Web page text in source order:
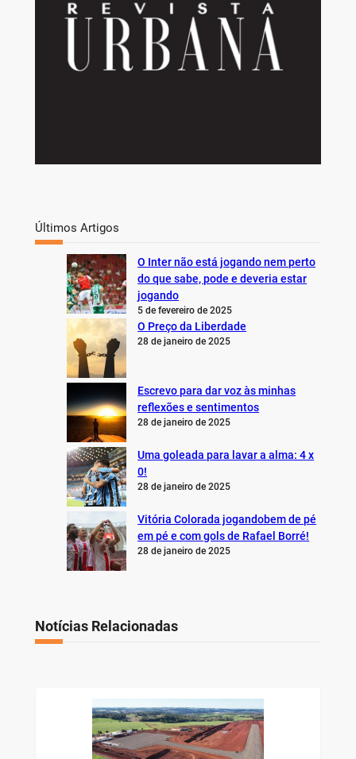
Últimos Artigos
O Inter não está jogando nem perto
do que sabe, pode e deveria estar
jogando
5 de fevereiro de 2025
O Preço da Liberdade
28 de janeiro de 2025
Escrevo para dar voz às minhas
reflexões e sentimentos
28 de janeiro de 2025
Uma goleada para lavar a alma: 4 x
0!
28 de janeiro de 2025
Vitória Colorada jogandobem de pé
em pé e com gols de Rafael Borré!
28 de janeiro de 2025
Notícias Relacionadas